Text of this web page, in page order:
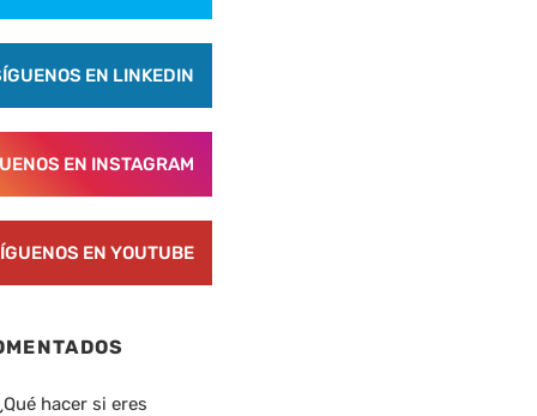
EN LINKEDIN
EN INSTAGRAM
EN YOUTUBE
hacer si eres